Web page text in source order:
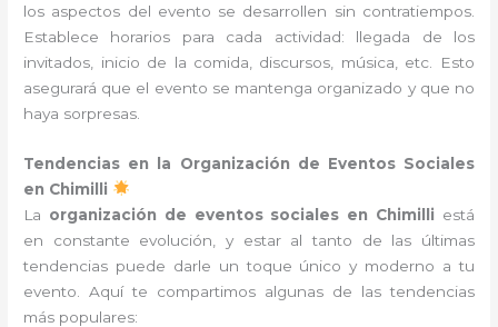
los aspectos del evento se desarrollen sin contratiempos.
Establece horarios para cada actividad: llegada de los
invitados, inicio de la comida, discursos, música, etc. Esto
asegurará que el evento se mantenga organizado y que no
haya sorpresas.
Tendencias en la Organización de Eventos Sociales
en Chimilli
La organización de eventos sociales en Chimilli está
en constante evolución, y estar al tanto de las últimas
tendencias puede darle un toque único y moderno a tu
evento. Aquí te compartimos algunas de las tendencias
más populares: